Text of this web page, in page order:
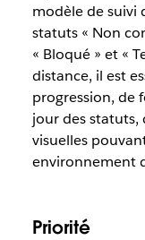
modèle de suivi
statuts « Non
« Bloqué » et «
distance, il est
progression, de
jour des
visuelles
environnement
Priorité